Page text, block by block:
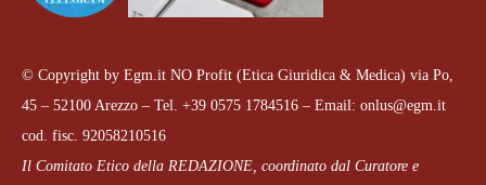
© Copyright by Egm.it NO Profit (Etica Giuridica & Medica) via Po,
45 – 52100 Arezzo – Tel. +39 0575 1784516 – Email: onlus@egm.it
cod. fisc. 92058210516
Il Comitato Etico della REDAZIONE, coordinato dal Curatore e